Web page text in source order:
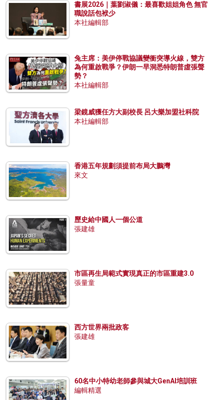
書展2026｜葉劉淑儀：最喜歡姐姐角色 無官
職說話包袱少
本社編輯部
兔主席：美伊停戰協議變衝突導火線，雙方
為何重啟戰爭？伊朗一早洞悉特朗普虛張聲
勢？
本社編輯部
梁鏡威獲任方大副校長 呂大樂加盟社科院
本社編輯部
香港五年規劃須提前布局大鵬灣
來文
歷史給中國人一個公道
張建雄
市區再生局範式實現真正的市區重建3.0
張量童
西方世界兩批政客
張建雄
60名中小特幼老師參與城大GenAI培訓班
編輯精選